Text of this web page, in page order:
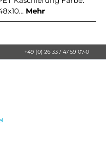
Mehr
+49 (0) 26 33 / 47 59 07-0